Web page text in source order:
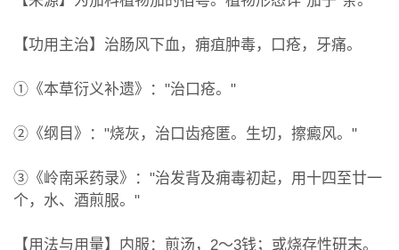
【功用主治】治肠风下血，痈疽肿毒，口疮，牙痛。
①《本草衍义补遗》："治口疮。"
②《纲目》："烧灰，治口齿疮匿。生切，擦癜风。"
③《岭南采药录》："治发背及痈毒初起，用十四至廿一
个，水、酒煎服。"
【用法与用量】内服：煎汤，2～3钱；或烧存性研末。